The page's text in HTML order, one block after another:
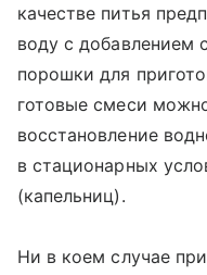
качестве питья
воду с добавлением
порошки для
готовые смеси
восстановление
в стационарных
(капельниц).
Ни в коем случае